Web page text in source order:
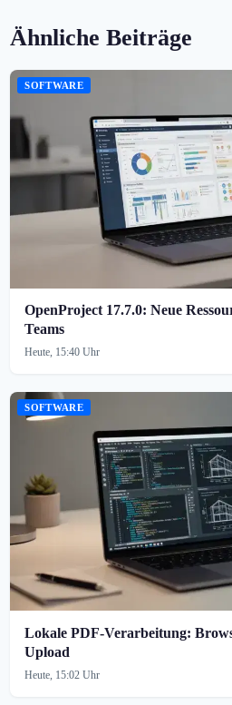
Ähnliche Beiträge
SOFTWARE
OpenProject 17.7.0: Neue
Teams
Heute, 15:40 Uhr
SOFTWARE
Lokale PDF-Verarbeitung:
Upload
Heute, 15:02 Uhr